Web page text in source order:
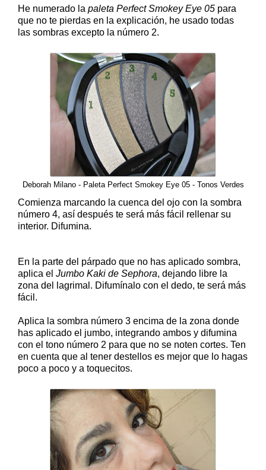
He numerado la paleta Perfect Smokey Eye 05 para
que no te pierdas en la explicación, he usado todas
las sombras excepto la número 2.
Deborah Milano - Paleta Perfect Smokey Eye 05 - Tonos Verdes
Comienza marcando la cuenca del ojo con la sombra
número 4, así después te será más fácil rellenar su
interior. Difumina.
En la parte del párpado que no has aplicado sombra,
aplica el Jumbo Kaki de Sephora, dejando libre la
zona del lagrimal. Difumínalo con el dedo, te será más
fácil.
Aplica la sombra número 3 encima de la zona donde
has aplicado el jumbo, integrando ambos y difumina
con el tono número 2 para que no se noten cortes. Ten
en cuenta que al tener destellos es mejor que lo hagas
poco a poco y a toquecitos.